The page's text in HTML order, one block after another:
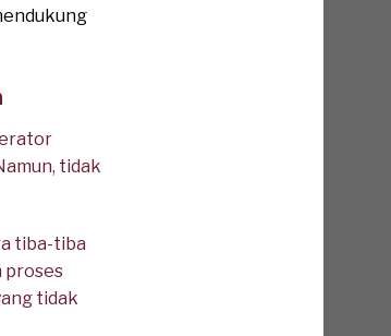
tidak
tiba-tiba
proses
tidak